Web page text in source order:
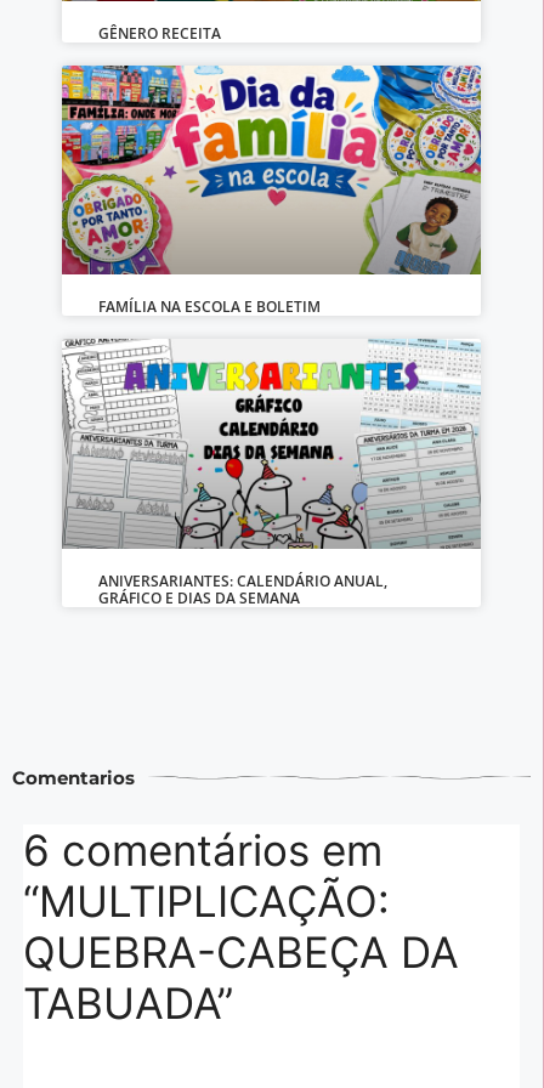
GÊNERO RECEITA
FAMÍLIA NA ESCOLA E BOLETIM
ANIVERSARIANTES: CALENDÁRIO ANUAL,
GRÁFICO E DIAS DA SEMANA
Comentarios
6 comentários em
“MULTIPLICAÇÃO:
QUEBRA-CABEÇA DA
TABUADA”